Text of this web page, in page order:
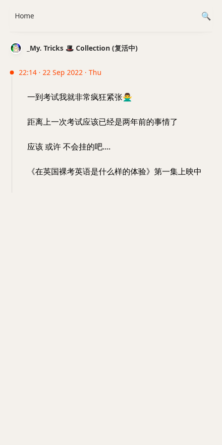
_My. Tricks 🎩 Collection (复活中)
22:14 · 22 Sep 2022 · Thu
一到考试我就非常疯狂紧张🙅‍♂️
距离上一次考试应该已经是两年前的事情了
应该 或许 不会挂的吧....
《在英国裸考英语是什么样的体验》第一集上映中
Home